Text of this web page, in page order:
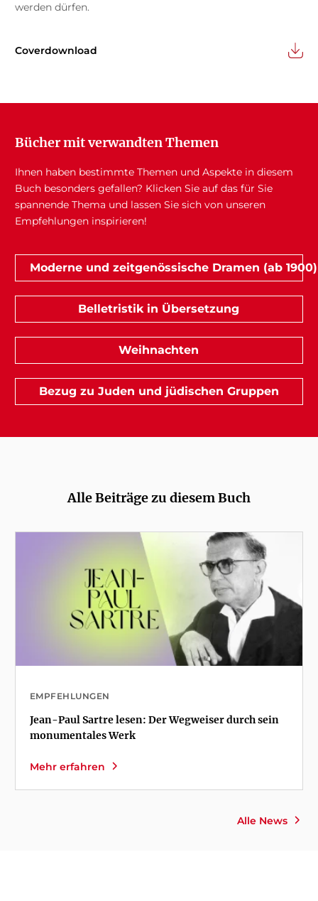
werden dürfen.
Coverdownload
Bücher mit verwandten Themen
Ihnen haben bestimmte Themen und Aspekte in diesem
Buch besonders gefallen? Klicken Sie auf das für Sie
spannende Thema und lassen Sie sich von unseren
Empfehlungen inspirieren!
Moderne und zeitgenössische Dramen (ab 1900)
Belletristik in Übersetzung
Weihnachten
Bezug zu Juden und jüdischen Gruppen
Alle Beiträge zu diesem Buch
Alle News
EMPFEHLUNGEN
Jean-Paul Sartre lesen: Der Wegweiser durch sein
monumentales Werk
Mehr erfahren